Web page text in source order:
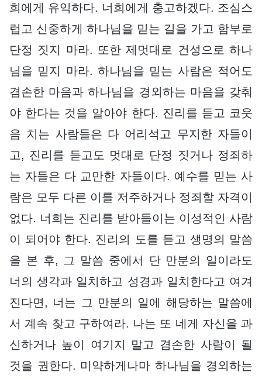
희에게 유익하다. 너희에게 충고하겠다. 조심스
럽고 신중하게 하나님을 믿는 길을 가고 함부로
단정 짓지 마라. 또한 제멋대로 건성으로 하나
님을 믿지 마라. 하나님을 믿는 사람은 적어도
겸손한 마음과 하나님을 경외하는 마음을 갖춰
야 한다는 것을 알아야 한다. 진리를 듣고 코웃
음 치는 사람들은 다 어리석고 무지한 자들이
고, 진리를 듣고도 멋대로 단정 짓거나 정죄하
는 자들은 다 교만한 자들이다. 예수를 믿는 사
람은 모두 다른 이를 저주하거나 정죄할 자격이
없다. 너희는 진리를 받아들이는 이성적인 사람
이 되어야 한다. 진리의 도를 듣고 생명의 말씀
을 본 후, 그 말씀 중에서 단 만분의 일이라도
너의 생각과 일치하고 성경과 일치한다고 여겨
진다면, 너는 그 만분의 일에 해당하는 말씀에
서 계속 찾고 구하여라. 나는 또 네게 자신을 과
신하거나 높이 여기지 말고 겸손한 사람이 될
것을 권한다. 미약하게나마 하나님을 경외하는